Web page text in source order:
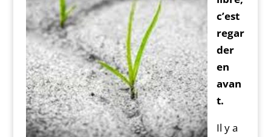
c’est
regar
der
en
avan
t.
Il y a